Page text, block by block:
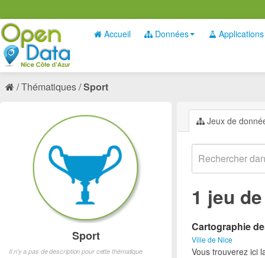
Accueil Données Applications
Thématiques Sport
Jeux de
1 jeu
Cartographie
Ville de Nice
Vous trouverez ici
Sport
Il n'y a pas de description pour cette thématique